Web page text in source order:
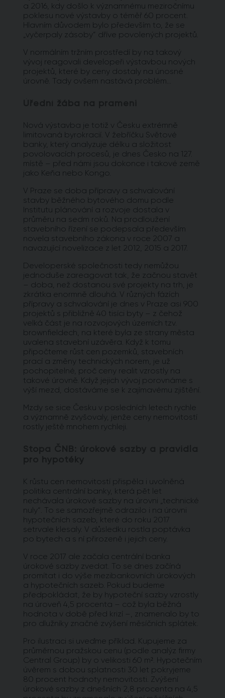
a 2016, kdy došlo k významnému meziročnímu
poklesu nové výstavby o téměř 60 procent.
Hlavním důvodem bylo především to, že se
„vyčerpaly zásoby“ dříve povolených projektů.
V normálním tržním prostředí by na takový
vývoj reagovali developeři výstavbou nových
projektů, které by ceny dostaly na únosné
úrovně. Tady ovšem nastává problém…
Nová výstavba je totiž v Česku extrémně
limitovaná byrokracií. V žebříčku Světové
banky, který analyzuje délku a složitost
povolovacích procesů, je dnes Česko na 127.
místě – před námi jsou dokonce i takové země
jako Keňa nebo Kongo.
V Praze se doba přípravy a schvalování
stavby běžného bytového domu podle
Institutu plánování a rozvoje dostala v
průměru na sedm roků. Na prodloužení
stavebního řízení se podepsala především
novela stavebního zákona v roce 2007 a
navazující novelizace z let 2012, 2015 a 2017.
Developerské společnosti tedy nemůžou
jednoduše zareagovat tak, že začnou stavět
– doba, než dostanou své projekty na trh, je
zkrátka enormně dlouhá. V různých fázích
přípravy a schvalování je dnes v Praze asi 900
projektů s přibližně 40 tisíci byty – z čehož
velká část je na rozvojových územích tzv.
brownfieldech, na které byla ze strany města
uvalena stavební uzávěra. Když k tomu
připočteme růst cen pozemků, stavebních
prací a změny technických norem, je už
pochopitelné, proč ceny realit vzrostly na
takové úrovně. Když jejich vývoj porovnáme s
výší mezd, dostáváme se k zajímavému zjištění.
Mzdy se sice Česku v posledních letech rychle
a významně zvyšovaly, jenže ceny nemovitostí
rostly ještě mnohem rychleji.
K růstu cen nemovitostí přispěla i uvolněná
politika centrální banky, která pět let
nechávala úrokové sazby na úrovni „technické
nuly“. To se samozřejmě odrazilo i na úrovni
hypotečních sazeb, které do roku 2017
setrvale klesaly. V důsledku rostla poptávka
po bytech a s ní přirozeně i jejich ceny.
V roce 2017 ale začala centrální banka
úrokové sazby zvedat. To se dnes začíná
promítat i do výše mezibankovních úrokových
a hypotečních sazeb. Pokud budeme
předpokládat, že by hypoteční sazby vzrostly
na úroveň 4,5 procenta – což byla běžná
hodnota v době před krizí –, znamenalo by to
pro dlužníky značné zvýšení měsíčních splátek.
Pro ilustraci si uveďme příklad. Kupujeme za
průměrnou pražskou cenu (podle analýz firmy
Central Group) by o velikosti 60 m². Hypotečním
úvěrem s dobou splatnosti 30 let pokryjeme
80 procent hodnoty nemovitosti. Zvýšení
úrokové sazby z dnešních 2,8 procenta na 4,5